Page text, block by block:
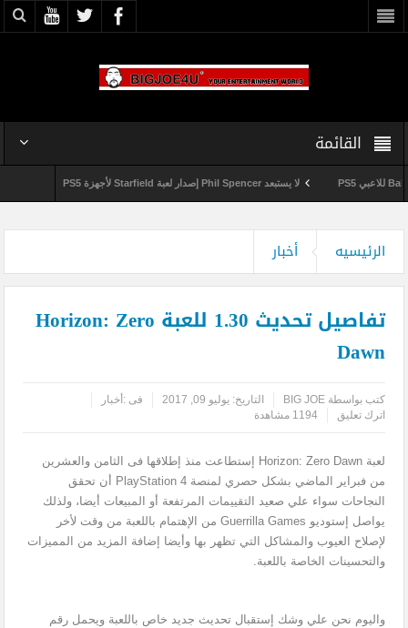
القائمة
لا يستبعد Phil Spencer إصدار لعبة Starfield لأجهزة PS5
الرئيسيه أخبار
تفاصيل تحديث 1.30 للعبة Horizon: Zero
Dawn
كتب بواسطةBIG JOE التاريخ:يوليو 09, 2017 فى : أخبار
اترك تعليق
1194 مشاهدة
لعبة Horizon: Zero Dawn إستطاعت منذ إطلاقها فى الثامن والعشرين
من فبراير الماضي بشكل حصري لمنصة PlayStation 4 أن تحقق
النجاحات سواء علي صعيد التقييمات المرتفعة أو المبيعات أيضا، ولذلك
يواصل إستوديو Guerrilla Games من الإهتمام باللعبة من وقت لأخر
لإصلاح العيوب والمشاكل التي تظهر بها وأيضا إضافة المزيد من المميزات
والتحسينات الخاصة باللعبة.
واليوم نحن علي وشك إستقبال تحديث جديد خاص باللعبة ويحمل رقم